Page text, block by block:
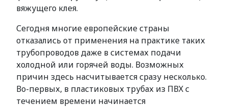
вяжущего клея.
Сегодня многие европейские страны
отказались от применения на практике таких
трубопроводов даже в системах подачи
холодной или горячей воды. Возможных
причин здесь насчитывается сразу несколько.
Во-первых, в пластиковых трубах из ПВХ с
течением времени начинается